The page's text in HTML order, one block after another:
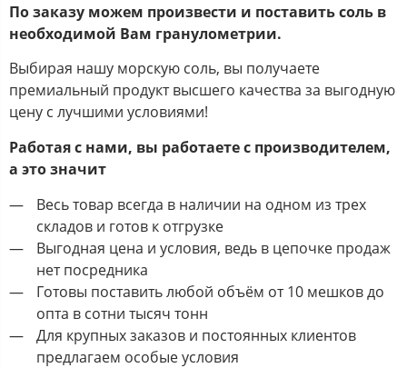
По заказу можем произвести и поставить соль в
необходимой Вам гранулометрии.
Выбирая нашу морскую соль, вы получаете
премиальный продукт высшего качества за выгодную
цену с лучшими условиями!
Работая с нами, вы работаете с производителем,
а это значит
Весь товар всегда в наличии на одном из трех
складов и готов к отгрузке
Выгодная цена и условия, ведь в цепочке продаж
нет посредника
Готовы поставить любой объём от 10 мешков до
опта в сотни тысяч тонн
Для крупных заказов и постоянных клиентов
предлагаем особые условия